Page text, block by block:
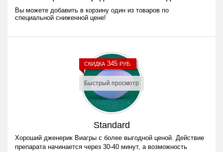
Вы можете добавить в корзину один из товаров по
специальной сниженной цене!
Быстрый просмотр
СКИДКА345 РУБ.
Standard
Хороший дженерик Виагры с более выгодной ценой. Действие
препарата начинается через 30-40 минут, а возможность